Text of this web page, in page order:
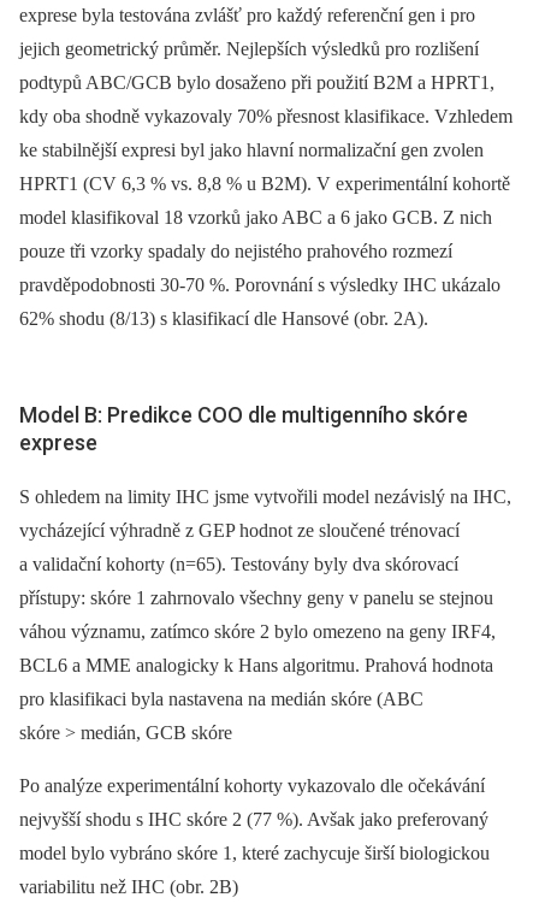
exprese byla testována zvlášť pro každý referenční gen i pro
jejich geometrický průměr. Nejlepších výsledků pro rozlišení
podtypů ABC/GCB bylo dosaženo při použití B2M a HPRT1,
kdy oba shodně vykazovaly 70% přesnost klasifikace. Vzhledem
ke stabilnější expresi byl jako hlavní normalizační gen zvolen
HPRT1 (CV 6,3 % vs. 8,8 % u B2M). V experimentální kohortě
model klasifikoval 18 vzorků jako ABC a 6 jako GCB. Z nich
pouze tři vzorky spadaly do nejistého prahového rozmezí
pravděpodobnosti 30-70 %. Porovnání s výsledky IHC ukázalo
62% shodu (8/13) s klasifikací dle Hansové (obr. 2A).
Model B: Predikce COO dle multigenního skóre
exprese
S ohledem na limity IHC jsme vytvořili model nezávislý na IHC,
vycházející výhradně z GEP hodnot ze sloučené trénovací
a validační kohorty (n=65). Testovány byly dva skórovací
přístupy: skóre 1 zahrnovalo všechny geny v panelu se stejnou
váhou významu, zatímco skóre 2 bylo omezeno na geny IRF4,
BCL6 a MME analogicky k Hans algoritmu. Prahová hodnota
pro klasifikaci byla nastavena na medián skóre (ABC
skóre > medián, GCB skóre
Po analýze experimentální kohorty vykazovalo dle očekávání
nejvyšší shodu s IHC skóre 2 (77 %). Avšak jako preferovaný
model bylo vybráno skóre 1, které zachycuje širší biologickou
variabilitu než IHC (obr. 2B)